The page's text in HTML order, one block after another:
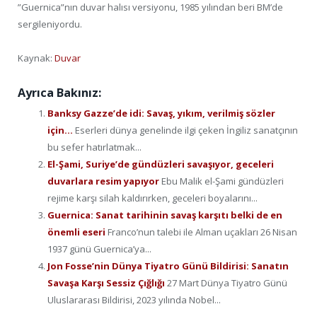
”Guernica”nın duvar halısı versiyonu, 1985 yılından beri BM’de
sergileniyordu.
Kaynak: Duvar
Ayrıca Bakınız:
Banksy Gazze’de idi: Savaş, yıkım, verilmiş sözler
için… Eserleri dünya genelinde ilgi çeken İngiliz sanatçının
bu sefer hatırlatmak...
El-Şami, Suriye’de gündüzleri savaşıyor, geceleri
duvarlara resim yapıyor Ebu Malik el-Şami gündüzleri
rejime karşı silah kaldırırken, geceleri boyalarını...
Guernica: Sanat tarihinin savaş karşıtı belki de en
önemli eseri Franco’nun talebi ile Alman uçakları 26 Nisan
1937 günü Guernica’ya...
Jon Fosse’nin Dünya Tiyatro Günü Bildirisi: Sanatın
Savaşa Karşı Sessiz Çığlığı 27 Mart Dünya Tiyatro Günü
Uluslararası Bildirisi, 2023 yılında Nobel...